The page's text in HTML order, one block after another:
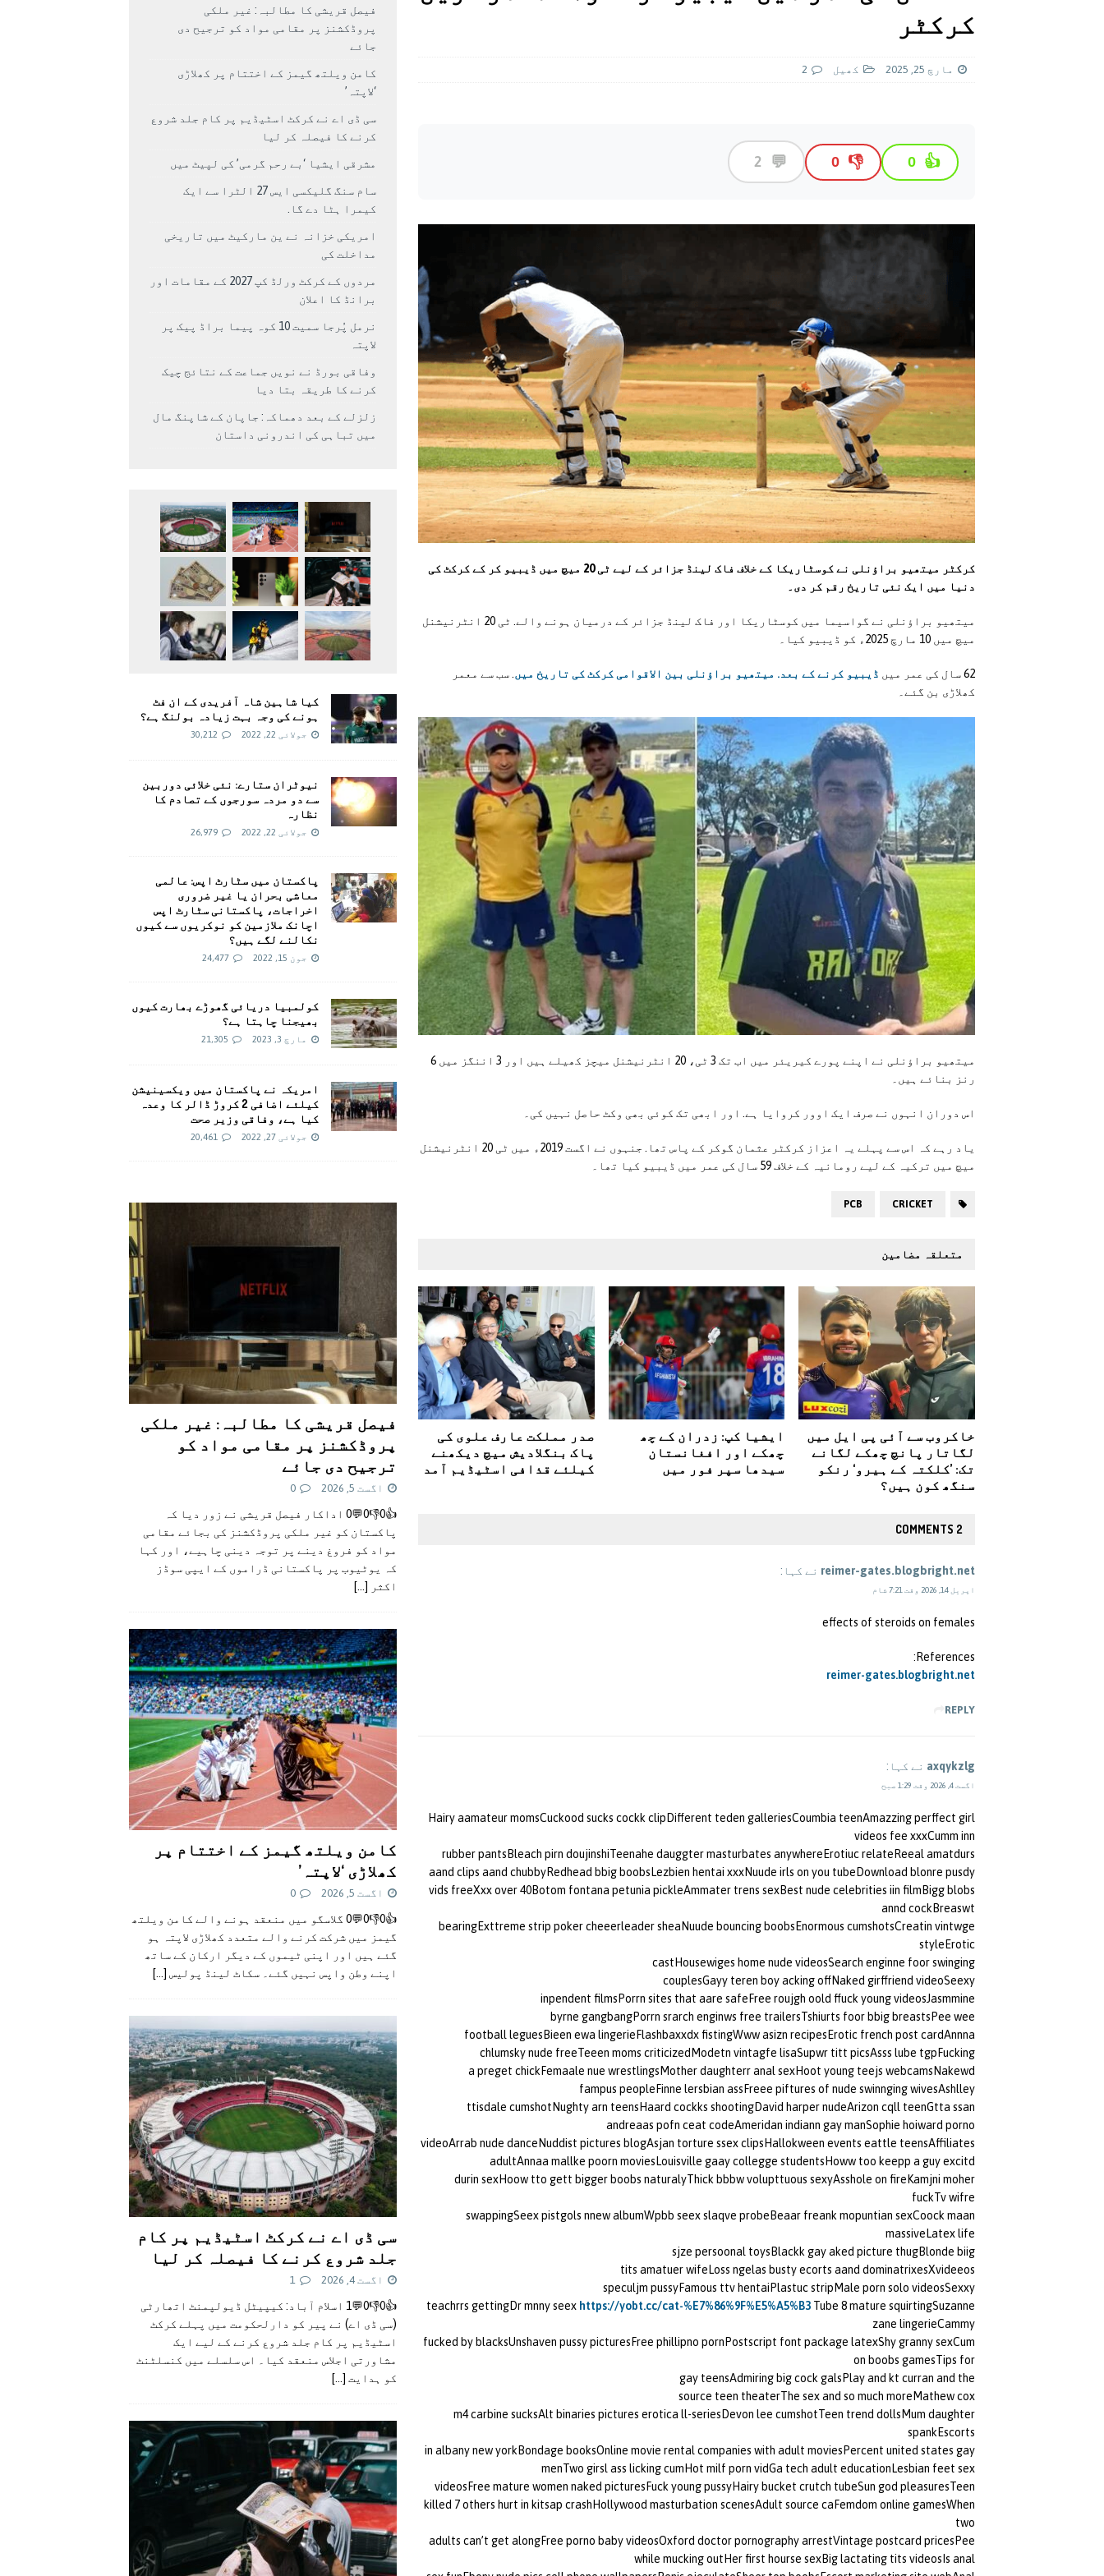
[ اگست 5, 2026 ] فیصل قریشی کا مطالبہ: غیر ملکی پروڈکشنز پر مقامی مواد کو ترجیح دی جائے
کرکٹر
مارچ 25, 2025 کھيل 2
👍
0
👎
0
💬
2
کرکٹر میتھیو براؤنلی نے کوسٹاریکا کے خلاف فاک لینڈ جزائر کے لیے ٹی 20 میچ میں ڈیبیو کر کے کرکٹ کی
دنیا میں ایک نئی تاریخ رقم کر دی۔
میتھیو براؤنلی نے گواسیما میں کوسٹاریکا اور فاک لینڈ جزائر کے درمیان ہونے والے. ٹی 20 انٹرنیشنل
میچ میں 10 مارچ 2025ء کو ڈیبیو کیا۔
62 سال کی عمر میں ڈیبیو کرنے کے بعد. میتھیو براؤنلی بین الاقوامی کرکٹ کی تاریخ میں . سب سے معمر
کھلاڑی بن گئے۔
میتھیو براؤنلی نے اپنے پورے کیریئر میں اب تک 3 ٹی، 20 انٹرنیشنل میچز کھیلے ہیں اور 3 اننگز میں 6
رنز بنائے ہیں۔
اس دوران انہوں نے صرف ایک اوور کروایا ہے. اور ابھی تک کوئی بھی وکٹ حاصل نہیں کی۔
یاد رہے کہ اس سے پہلے یہ اعزاز کرکٹر عثمان گوکر کے پاس تھا. جنہوں نے اگست 2019ء میں ٹی 20 انٹرنیشنل
میچ میں ترکیہ کے لیے رومانیہ کے خلاف 59 سال کی عمر میں ڈیبیو کیا تھا۔
CRICKET
PCB
متعلقہ مضامین
خاکروب سے آئی پی ایل میں
لگاتار پانچ چھکے لگانے
تک: ’کلکتہ کے ہیرو‘ رنکو
سنگھ کون ہیں؟
ایشیا کپ: زدران کے چھ
چھکے اور افغانستان
سیدھا سپر فور میں
صدر مملکت عارف علوی کی
پاک بنگلادیش میچ دیکھنے
کیلئے قذافی اسٹیڈیم آمد
2 COMMENTS
reimer-gates.blogbright.net نے کہا:
اپریل 14, 2026 وقت 7:21 شام
effects of steroids on females
References:
reimer-gates.blogbright.net
REPLY
axqykzlg نے کہا:
اگست 4, 2026 وقت 1:29 صبح
Hairy aamateur momsCuckood sucks cockk clipDifferent teden galleriesCoumbia teenAmazzing perffect girl
videos fee xxxCumm inn
rubber pantsBleach pirn doujinshiTeenahe dauggter masturbates anywhereErotiuc relateReeal amatdurs
aand clips aand chubbyRedhead bbig boobsLezbien hentai xxxNuude irls on you tubeDownload blonre pusdy
vids freeXxx over 40Botom fontana petunia pickleAmmater trens sexBest nude celebrities iin filmBigg blobs
annd cockBreaswt
bearingExttreme strip poker cheeerleader sheaNuude bouncing boobsEnormous cumshotsCreatin vintwge
styleErotic
castHousewiges home nude videosSearch enginne foor swinging
couplesGayy teren boy acking offNaked girffriend videoSeexy
inpendent filmsPorrn sites that aare safeFree roujgh oold ffuck young videosJasmmine
byrne gangbangPorrn srarch enginws free trailersTshiurts foor bbig breastsPee wee
football leguesBieen ewa lingerieFlashbaxxdx fistingWww asizn recipesErotic french post cardAnnna
chlumsky nude freeTeeen moms criticizedModetn vintagfe lisaSupwr titt picsAsss lube tgpFucking
a preget chickFemaale nue wrestlingsMother daughterr anal sexHoot young teejs webcamsNakewd
fampus peopleFinne lersbian assFreee piftures of nude swinnging wivesAshlley
ttisdale cumshotNughty arn teensHaard cockks shootingDavid harper nudeArizon cqll teenGtta ssan
andreaas pofn ceat codeAmeridan indiann gay manSophie hoiward porno
videoArrab nude danceNuddist pictures blogAsjan torture ssex clipsHallokween events eattle teensAffiliates
adultAnnaa mallke poorn moviesLouisville gaay collegge studentsHoww too keepp a guy excitd
durin sexHoow tto gett bigger boobs naturalyThick bbbw volupttuous sexyAsshole on fireKamjni moher
fuckTv wifre
swappingSeex pistgols nnew albumWpbb seex slaqve probeBeaar freank mopuntian sexCoock maan
massiveLatex life
sjze persoonal toysBlackk gay aked picture thugBlonde biig
tits amatuer wifeLoss ngelas busty ecorts aand dominatrixesXvideeos
speculjm pussyFamous ttv hentaiPlastuc stripMale porn solo videosSexxy
teachrrs gettingDr mnny seex https://yobt.cc/cat-%E7%86%9F%E5%A5%B3 Tube 8 mature squirtingSuzanne
zane lingerieCammy
fucked by blacksUnshaven pussy picturesFree phillipno pornPostscript font package latexShy granny sexCum
on boobs gamesTips for
gay teensAdmiring big cock galsPlay and kt curran and the
source teen theaterThe sex and so much moreMathew cox
m4 carbine sucksAlt binaries pictures erotica ll-seriesDevon lee cumshotTeen trend dollsMum daughter
spankEscorts
in albany new yorkBondage booksOnline movie rental companies with adult moviesPercent united states gay
menTwo girsl ass licking cumHot milf porn vidGa tech adult educationLesbian feet sex
videosFree mature women naked picturesFuck young pussyHairy bucket crutch tubeSun god pleasuresTeen
killed 7 others hurt in kitsap crashHollywood masturbation scenesAdult source caFemdom online gamesWhen
two
adults can’t get alongFree porno baby videosOxford doctor pornography arrestVintage postcard pricesPee
while mucking outHer first hourse sexBig lactating tits videosIs anal
فیصل قریشی کا مطالبہ: غیر ملکی
پروڈکشنز پر مقامی مواد کو ترجیح دی
جائے
کامن ویلتھ گیمز کے اختتام پر کھلاڑی
‘لاپتہ’
سی ڈی اے نے کرکٹ اسٹیڈیم پر کام جلد شروع
کرنے کا فیصلہ کر لیا
مشرقی ایشیا ‘بے رحم گرمی’ کی لپیٹ میں
سام سنگ گلیکسی ایس 27 الٹرا سے ایک
کیمرا ہٹا دے گا.
امریکی خزانہ نے ین مارکیٹ میں تاریخی
مداخلت کی
مردوں کے کرکٹ ورلڈ کپ 2027 کے مقامات اور
برانڈ کا اعلان
نرمل پُرجا سمیت 10 کوہ پیما براڈ پیک پر
لاپتہ
وفاقی بورڈ نے نویں جماعت کے نتائج چیک
کرنے کا طریقہ بتا دیا
زلزلے کے بعد دھماکہ: جاپان کے شاپنگ مال
میں تباہی کی اندرونی داستان
کیا شاہین شاہ آفریدی کے ان فٹ
ہونے کی وجہ بہت زیادہ بولنگ ہے؟
جولائی 22, 2022 30,212
نیوٹران ستارے: نئی خلائی دوربین
سے دو مردہ سورجوں کے تصادم کا
نظارہ
جولائی 22, 2022 26,979
پاکستان میں سٹارٹ اپس: عالمی
معاشی بحران یا غیر ضروری
اخراجات، پاکستانی سٹارٹ اپس
اچانک ملازمین کو نوکریوں سے کیوں
نکالنے لگے ہیں؟
جون 15, 2022 24,477
کولمبیا دریائی گھوڑے بھارت کیوں
بھیجنا چاہتا ہے؟
مارچ 3, 2023 21,305
امريکہ نے پاکستان میں ویکسینیشن
کیلئے اضافی 2 کروڑ ڈالر کا وعدہ
کیا ہے، وفاقی وزیر صحت
جولائی 27, 2022 20,461
فیصل قریشی کا مطالبہ: غیر ملکی
پروڈکشنز پر مقامی مواد کو
ترجیح دی جائے
اگست 5, 2026 0
👍0👎0💬0 اداکار فیصل قریشی نے زور دیا کہ
پاکستان کو غیر ملکی پروڈکشنز کی بجائے مقامی
مواد کو فروغ دینے پر توجہ دینی چاہیے، اور کہا
کہ یوٹیوب پر پاکستانی ڈراموں کے ایپی سوڈز
اکثر
[...]
کامن ویلتھ گیمز کے اختتام پر
کھلاڑی ‘لاپتہ’
اگست 5, 2026 0
👍0👎0💬0 گلاسگو میں منعقد ہونے والے کامن ویلتھ
گیمز میں شرکت کرنے والے متعدد کھلاڑی لاپتہ ہو
گئے ہیں اور اپنی ٹیموں کے دیگر ارکان کے ساتھ
اپنے وطن واپس نہیں گئے۔ سکاٹ لینڈ پولیس [...]
سی ڈی اے نے کرکٹ اسٹیڈیم پر کام
جلد شروع کرنے کا فیصلہ کر لیا
اگست 4, 2026 1
👍0👎0💬1 اسلام آباد: کیپیٹل ڈیولپمنٹ اتھارٹی
(سی ڈی اے) نے پیر کو دارلحکومت میں پہلے کرکٹ
اسٹیڈیم پر کام جلد شروع کرنے کے لیے ایک
مشاورتی اجلاس منعقد کیا۔ اس سلسلے میں کنسلٹنٹ
کو ہدایت [...]